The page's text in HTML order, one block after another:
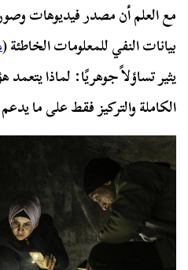
مع العلم أن مصدر فيديوهات
بيانات النفي للمعلومات الخاطئة (
يثير تساؤلاً جوهريًا: لماذا
الكاملة والتركيز فقط على ما